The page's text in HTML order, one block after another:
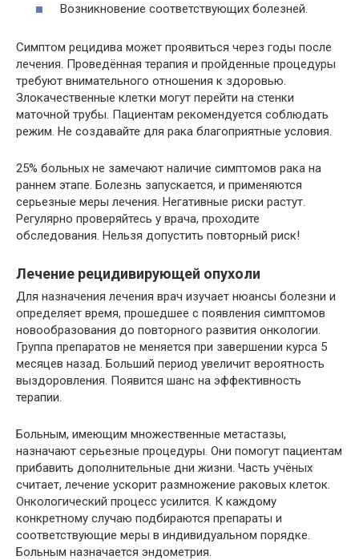
Возникновение соответствующих болезней.
Симптом рецидива может проявиться через годы после
лечения. Проведённая терапия и пройденные процедуры
требуют внимательного отношения к здоровью.
Злокачественные клетки могут перейти на стенки
маточной трубы. Пациентам рекомендуется соблюдать
режим. Не создавайте для рака благоприятные условия.
25% больных не замечают наличие симптомов рака на
раннем этапе. Болезнь запускается, и применяются
серьезные меры лечения. Негативные риски растут.
Регулярно проверяйтесь у врача, проходите
обследования. Нельзя допустить повторный риск!
Лечение рецидивирующей опухоли
Для назначения лечения врач изучает нюансы болезни и
определяет время, прошедшее с появления симптомов
новообразования до повторного развития онкологии.
Группа препаратов не меняется при завершении курса 5
месяцев назад. Больший период увеличит вероятность
выздоровления. Появится шанс на эффективность
терапии.
Больным, имеющим множественные метастазы,
назначают серьезные процедуры. Они помогут пациентам
прибавить дополнительные дни жизни. Часть учёных
считает, лечение ускорит размножение раковых клеток.
Онкологический процесс усилится. К каждому
конкретному случаю подбираются препараты и
соответствующие меры в индивидуальном порядке.
Больным назначается эндометрия.